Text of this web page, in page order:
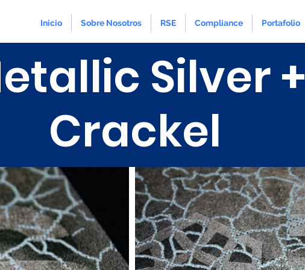
Inicio Sobre Nosotros RSE Compliance Portafolio
Silver +
Crackel